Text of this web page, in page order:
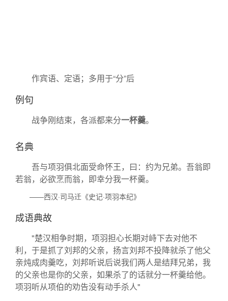
作宾语、定语；多用于“分”后
例句
战争刚结束，各派都来分一杯羹。
名典
吾与项羽俱北面受命怀王，曰：约为兄弟。吾翁即
若翁，必欲烹而翁，即幸分我一杯羹。
——西汉·司马迁《史记·项羽本纪》
成语典故
"楚汉相争时期，项羽担心长期对峙下去对他不
利，于是抓了刘邦的父亲，扬言刘邦不投降就杀了他父
亲炖成肉羹吃，刘邦听说后说我们两人是结拜兄弟，我
的父亲也是你的父亲，如果杀了的话就分一杯羹给他。
项羽听从项伯的劝告没有动手杀人"